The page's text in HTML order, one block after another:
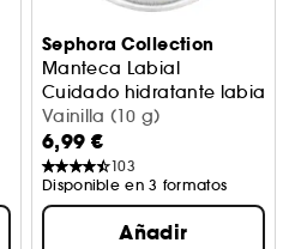
Sephora Collection
Manteca Labial
Cuidado hidratante labial
Vainilla (10 g)
6,99 €
103
Disponible en 3 formatos
Añadir